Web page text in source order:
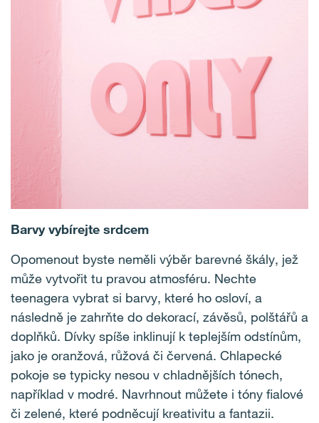
Barvy vybírejte srdcem
Opomenout byste neměli výběr barevné škály, jež
může vytvořit tu pravou atmosféru. Nechte
teenagera vybrat si barvy, které ho osloví, a
následně je zahrňte do dekorací, závěsů, polštářů a
doplňků. Dívky spíše inklinují k teplejším odstínům,
jako je oranžová, růžová či červená. Chlapecké
pokoje se typicky nesou v chladnějších tónech,
například v modré. Navrhnout můžete i tóny fialové
či zelené, které podněcují kreativitu a fantazii.